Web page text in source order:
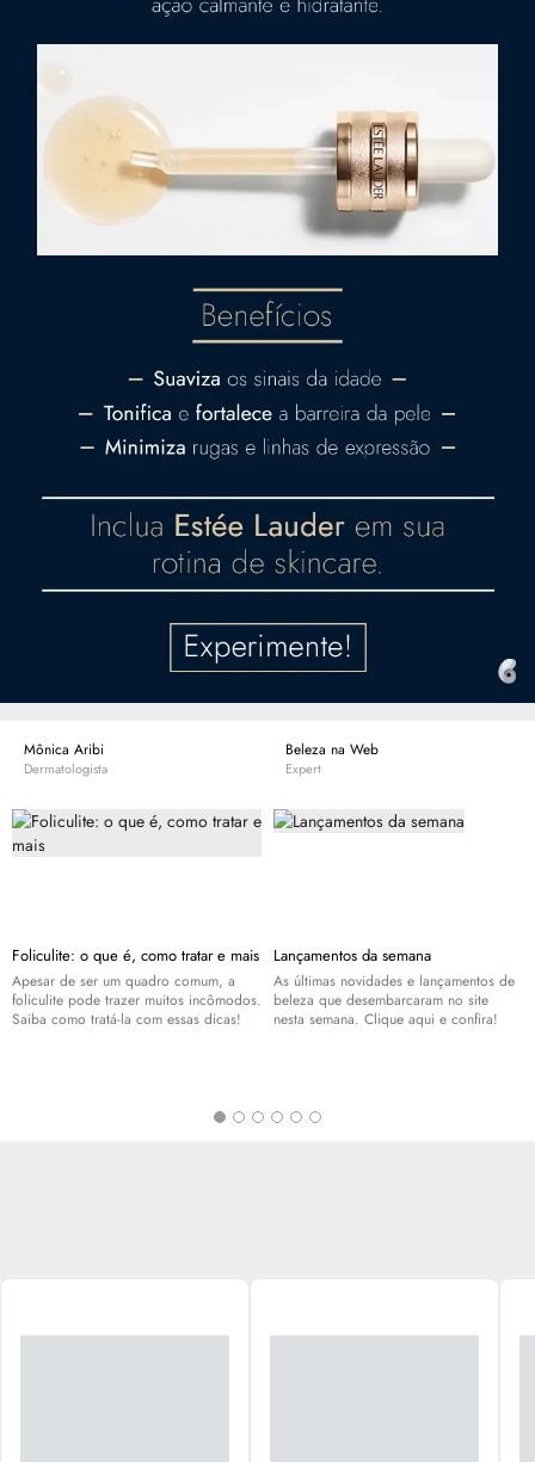
Mônica Aribi
Dermatologista
Foliculite: o que é, como tratar e mais
Apesar de ser um quadro comum, a
foliculite pode trazer muitos incômodos.
Saiba como tratá-la com essas dicas!
Beleza na Web
Expert
Lançamentos da semana
As últimas novidades e lançamentos de
beleza que desembarcaram no site
nesta semana. Clique aqui e confira!